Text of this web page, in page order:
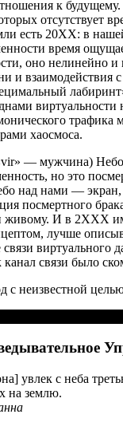
к
отсут­ству­ет
есть 20XX: в
вре­мя
оно нели­ней­но и
и вза­и­мо­дей­ствия
вир­ту­аль­но­сти
хаосмоса.
— муж­чи­на)
но это
над нами —
посмерт­но­го
и живо­му. И в 2XXX
луч­ше
вир­ту­аль­но­го
свя­зи было
с неиз­вест­ной
увлек с неба
на землю.